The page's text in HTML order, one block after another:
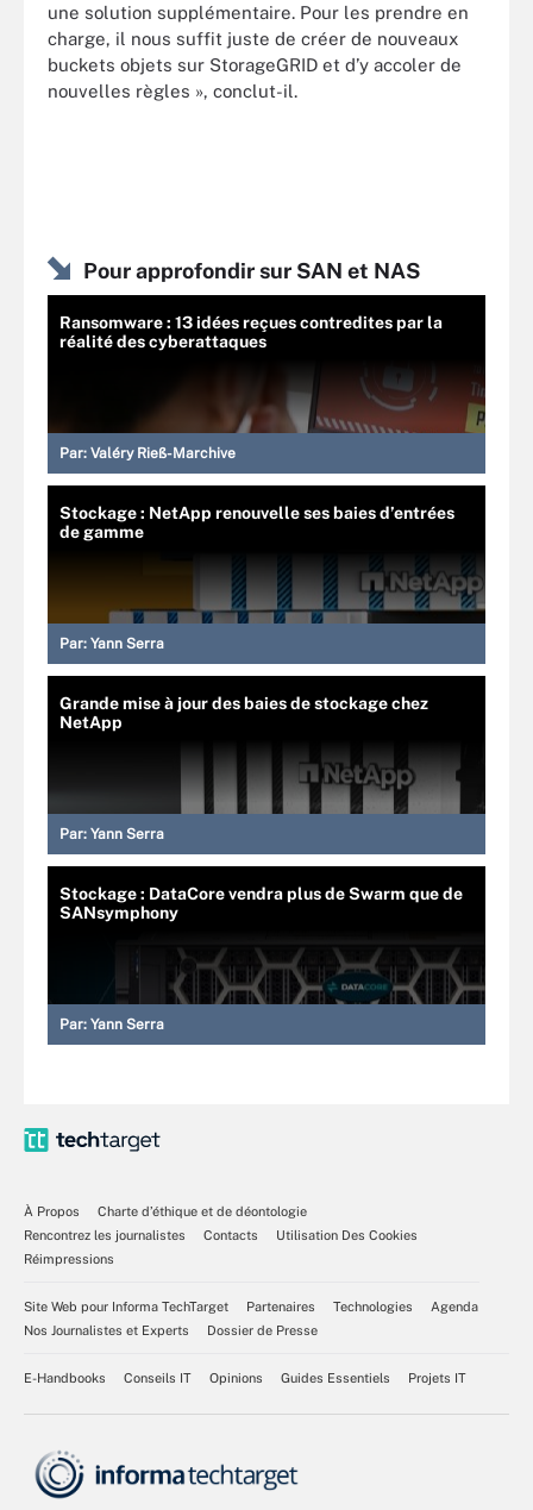
une solution supplémentaire. Pour les prendre en
charge, il nous suffit juste de créer de nouveaux
buckets objets sur StorageGRID et d’y accoler de
nouvelles règles », conclut-il.
Pour approfondir sur SAN et NAS
Ransomware : 13 idées reçues contredites par la
réalité des cyberattaques
Par: Valéry Rieß-Marchive
Stockage : NetApp renouvelle ses baies d’entrées
de gamme
Par: Yann Serra
Grande mise à jour des baies de stockage chez
NetApp
Par: Yann Serra
Stockage : DataCore vendra plus de Swarm que de
SANsymphony
Par: Yann Serra
À Propos
Charte d’éthique et de déontologie
Rencontrez les journalistes
Contacts
Utilisation Des Cookies
Réimpressions
Site Web pour Informa TechTarget Partenaires Technologies
Agenda
Nos Journalistes et Experts
Dossier de Presse
E-Handbooks Conseils IT Opinions Guides Essentiels Projets IT